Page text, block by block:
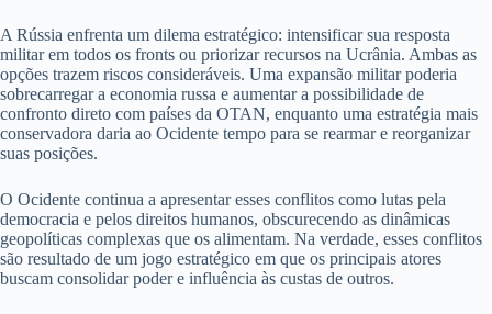
A Rússia enfrenta um dilema estratégico: intensificar sua resposta
militar em todos os fronts ou priorizar recursos na Ucrânia. Ambas as
opções trazem riscos consideráveis. Uma expansão militar poderia
sobrecarregar a economia russa e aumentar a possibilidade de
confronto direto com países da OTAN, enquanto uma estratégia mais
conservadora daria ao Ocidente tempo para se rearmar e reorganizar
suas posições.
O Ocidente continua a apresentar esses conflitos como lutas pela
democracia e pelos direitos humanos, obscurecendo as dinâmicas
geopolíticas complexas que os alimentam. Na verdade, esses conflitos
são resultado de um jogo estratégico em que os principais atores
buscam consolidar poder e influência às custas de outros.